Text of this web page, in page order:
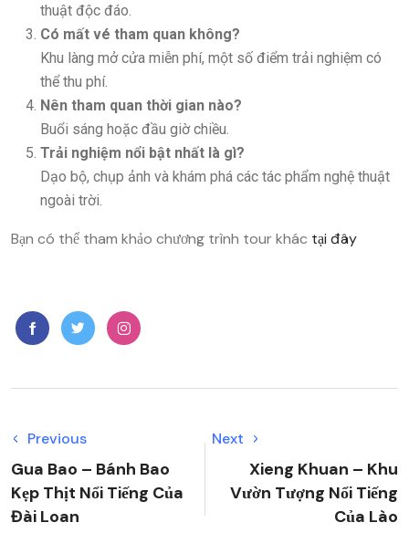
thuật độc đáo.
Có mất vé tham quan không?
Khu làng mở cửa miễn phí, một số điểm trải nghiệm có
thể thu phí.
Nên tham quan thời gian nào?
Buổi sáng hoặc đầu giờ chiều.
Trải nghiệm nổi bật nhất là gì?
Dạo bộ, chụp ảnh và khám phá các tác phẩm nghệ thuật
ngoài trời.
Bạn có thể tham khảo chương trình tour khác tại đây
Previous
Gua Bao – Bánh Bao
Kẹp Thịt Nổi Tiếng Của
Đài Loan
Next
Xieng Khuan – Khu
Vườn Tượng Nổi Tiếng
Của Lào